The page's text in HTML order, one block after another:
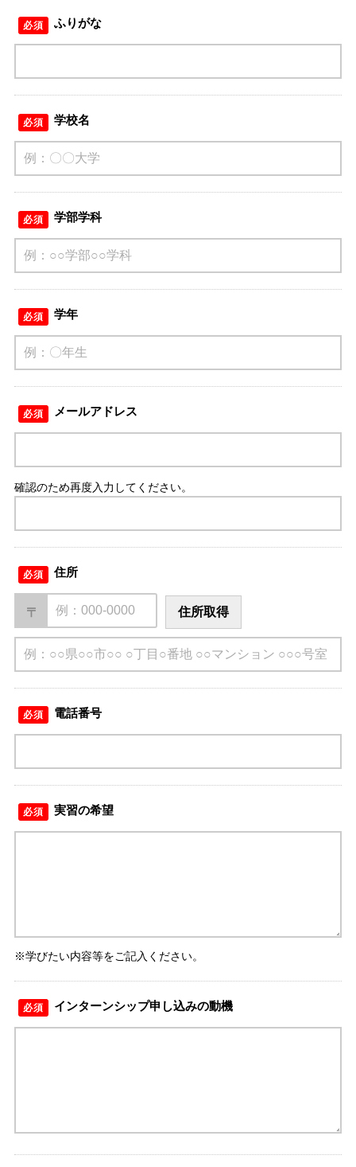
ふりがな
必須
学校名
必須
学部学科
必須
学年
必須
メールアドレス
必須
確認のため再度入力してください。
住所
必須
〒 住所取得
電話番号
必須
実習の希望
必須
※学びたい内容等をご記入ください。
インターンシップ申し込みの動機
必須